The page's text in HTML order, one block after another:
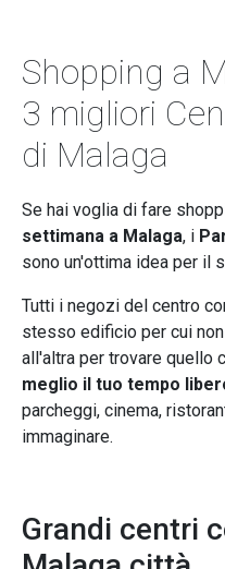
Shopping a
3 migliori
di Malaga
Se hai voglia di fare
settimana a Malaga, i
sono un'ottima idea per il
Tutti i negozi del centro
stesso edificio per cui
all'altra per trovare quello
meglio il tuo tempo
parcheggi, cinema,
immaginare.
Grandi centri